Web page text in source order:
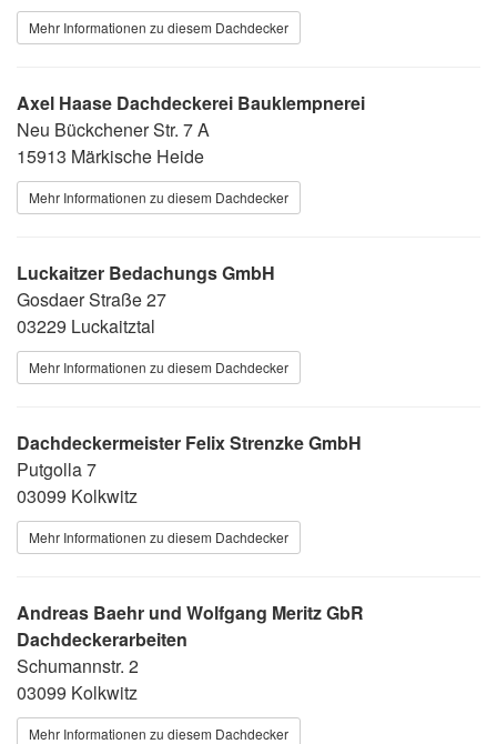
Mehr Informationen zu diesem Dachdecker
Axel Haase Dachdeckerei Bauklempnerei
Neu Bückchener Str. 7 A
15913 Märkische Heide
Mehr Informationen zu diesem Dachdecker
Luckaitzer Bedachungs GmbH
Gosdaer Straße 27
03229 Luckaitztal
Mehr Informationen zu diesem Dachdecker
Dachdeckermeister Felix Strenzke GmbH
Putgolla 7
03099 Kolkwitz
Mehr Informationen zu diesem Dachdecker
Andreas Baehr und Wolfgang Meritz GbR
Dachdeckerarbeiten
Schumannstr. 2
03099 Kolkwitz
Mehr Informationen zu diesem Dachdecker